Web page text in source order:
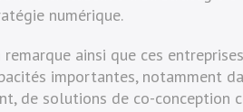
numérique.
remarque ainsi que ces
importantes, notamment
de solutions de co-conception